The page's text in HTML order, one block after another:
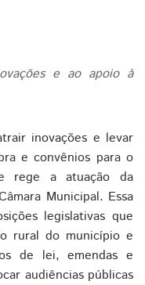
e ao apoio à
inovações e levar
e convênios para o
rege a atuação da
Municipal. Essa
legislativas que
rural do município e
de lei, emendas e
audiências públicas